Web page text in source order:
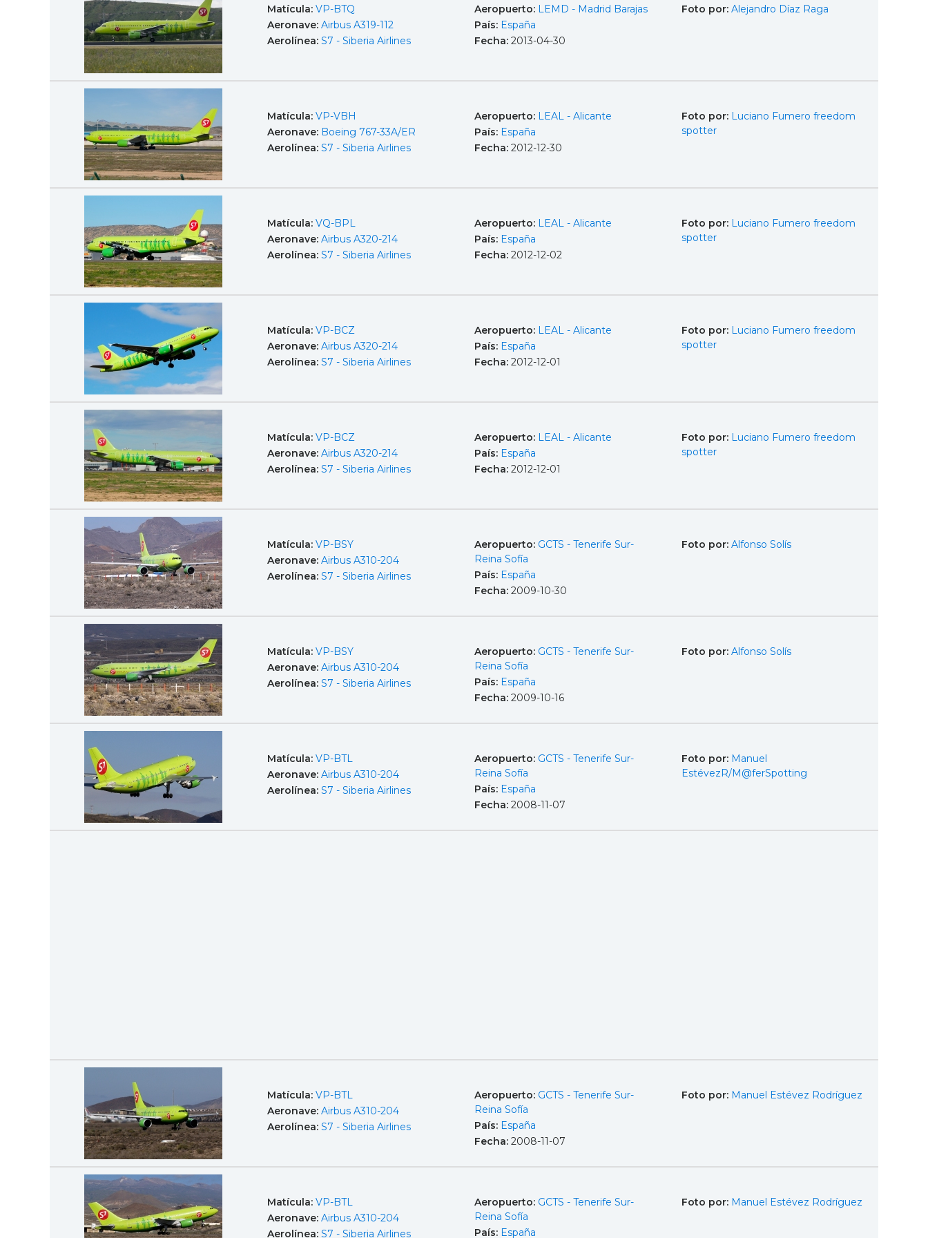
Matícula: VP-BTQ
Aeronave: Airbus A319-112
Aerolínea: S7 - Siberia Airlines
Aeropuerto: LEMD - Madrid Barajas
País: España
Fecha: 2013-04-30
Foto por: Alejandro Díaz Raga
Matícula: VP-VBH
Aeronave: Boeing 767-33A/ER
Aerolínea: S7 - Siberia Airlines
Aeropuerto: LEAL - Alicante
País: España
Fecha: 2012-12-30
Foto por: Luciano Fumero freedom
spotter
Matícula: VQ-BPL
Aeronave: Airbus A320-214
Aerolínea: S7 - Siberia Airlines
Aeropuerto: LEAL - Alicante
País: España
Fecha: 2012-12-02
Foto por: Luciano Fumero freedom
spotter
Matícula: VP-BCZ
Aeronave: Airbus A320-214
Aerolínea: S7 - Siberia Airlines
Aeropuerto: LEAL - Alicante
País: España
Fecha: 2012-12-01
Foto por: Luciano Fumero freedom
spotter
Matícula: VP-BCZ
Aeronave: Airbus A320-214
Aerolínea: S7 - Siberia Airlines
Aeropuerto: LEAL - Alicante
País: España
Fecha: 2012-12-01
Foto por: Luciano Fumero freedom
spotter
Matícula: VP-BSY
Aeronave: Airbus A310-204
Aerolínea: S7 - Siberia Airlines
Aeropuerto: GCTS - Tenerife Sur-
Reina Sofía
País: España
Fecha: 2009-10-30
Foto por: Alfonso Solís
Matícula: VP-BSY
Aeronave: Airbus A310-204
Aerolínea: S7 - Siberia Airlines
Aeropuerto: GCTS - Tenerife Sur-
Reina Sofía
País: España
Fecha: 2009-10-16
Foto por: Alfonso Solís
Matícula: VP-BTL
Aeronave: Airbus A310-204
Aerolínea: S7 - Siberia Airlines
Aeropuerto: GCTS - Tenerife Sur-
Reina Sofía
País: España
Fecha: 2008-11-07
Foto por: Manuel
EstévezR/M@ferSpotting
Matícula: VP-BTL
Aeronave: Airbus A310-204
Aerolínea: S7 - Siberia Airlines
Aeropuerto: GCTS - Tenerife Sur-
Reina Sofía
País: España
Fecha: 2008-11-07
Foto por: Manuel Estévez Rodríguez
Matícula: VP-BTL
Aeronave: Airbus A310-204
Aerolínea: S7 - Siberia Airlines
Aeropuerto: GCTS - Tenerife Sur-
Reina Sofía
País: España
Foto por: Manuel Estévez Rodríguez